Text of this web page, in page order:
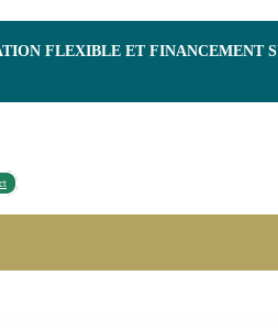
FLEXIBLE ET FINANCEMENT